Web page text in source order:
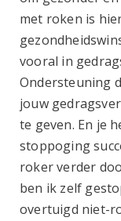
met roken is
vooral in
Ondersteuning
jouw
te geven. En je
stoppoging
roker verder
ben ik zelf
overtuigd niet-